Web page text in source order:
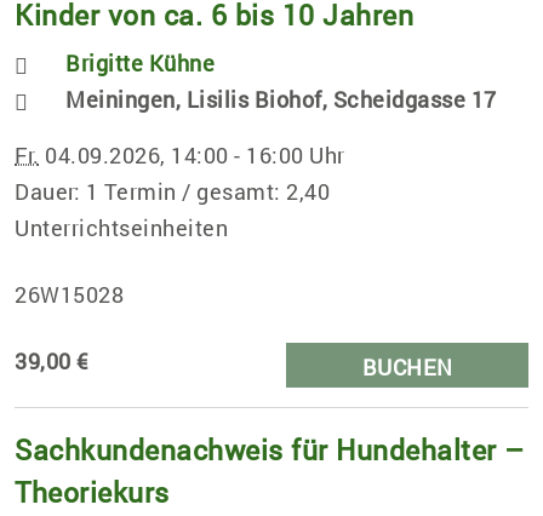
Kinder von ca. 6 bis 10 Jahren
Brigitte Kühne
Meiningen, Lisilis Biohof, Scheidgasse 17
Fr. 04.09.2026, 14:00 - 16:00 Uhr
Dauer: 1 Termin / gesamt: 2,40
Unterrichtseinheiten
26W15028
39,00 € BUCHEN
Sachkundenachweis für Hundehalter –
Theoriekurs